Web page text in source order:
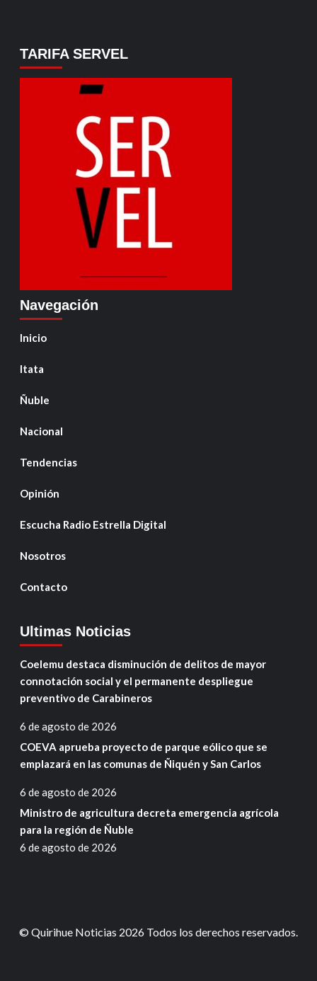
TARIFA SERVEL
Navegación
Inicio
Itata
Ñuble
Nacional
Tendencias
Opinión
Escucha Radio Estrella Digital
Nosotros
Contacto
Ultimas Noticias
Coelemu destaca disminución de delitos de mayor
connotación social y el permanente despliegue
preventivo de Carabineros
6 de agosto de 2026
COEVA aprueba proyecto de parque eólico que se
emplazará en las comunas de Ñiquén y San Carlos
6 de agosto de 2026
Ministro de agricultura decreta emergencia agrícola
para la región de Ñuble
6 de agosto de 2026